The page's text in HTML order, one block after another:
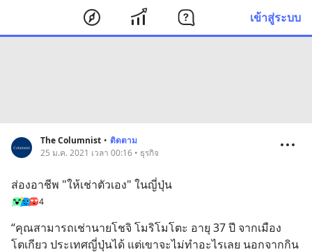
เข้าสู่ระบบ
The Columnist • ติดตาม
25 ม.ค. 2021 เวลา 00:16 • ธุรกิจ
ส่องอาชีพ "ให้เช่าตัวเอง" ในญี่ปุ่น
4
“คุณสามารถเช่านายโชจิ โมริโมโตะ อายุ 37 ปี จากเมือง
โตเกียว ประเทศญี่ปุ่นได้ แต่เขาจะไม่ทำอะไรเลย นอกจากกิน